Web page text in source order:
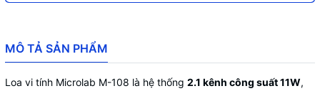
MÔ TẢ SẢN PHẨM
Loa vi tính Microlab M-108 là hệ thống 2.1 kênh công suất 11W,